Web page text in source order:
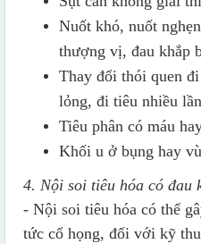
Nuốt khó, nuốt
thượng vị, đau khắp
Thay đổi thói quen
lỏng, đi tiêu nhiều
Tiêu phân có máu
Khối u ở bụng hay
4. Nội soi tiêu hóa có đau
- Nội soi tiêu hóa có thể
tức cổ họng, đối với kỹ